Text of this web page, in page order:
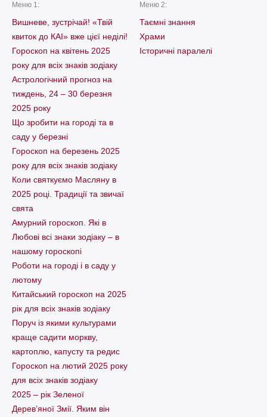
Меню 1:
Вишневе, зустрічай! «Твій
квиток до КАІ» вже цієї неділі!
Гороскоп на квітень 2025
року для всіх знаків зодіаку
Астрологічний прогноз на
тиждень, 24 – 30 березня
2025 року
Що зробити на городі та в
саду у березні
Гороскоп на березень 2025
року для всіх знаків зодіаку
Коли святкуємо Масляну в
2025 році. Традиції та звичаї
свята
Амурний гороскоп. Які в
Любові всі знаки зодіаку – в
нашому гороскопі
Pоботи на городі і в саду у
лютому
Китайський гороскоп на 2025
рік для всіх знаків зодіаку
Поруч із якими культурами
краще садити моркву,
картоплю, капусту та редис
Гороскоп на лютий 2025 року
для всіх знаків зодіаку
2025 – рік Зеленої
Дерев’яної Змії. Яким він
Меню 2:
Таємні знання
Храми
Історичні паралелі